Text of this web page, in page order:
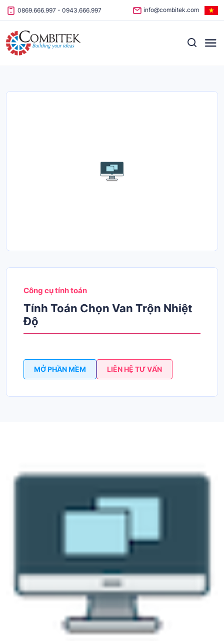
Skip to content
0869.666.997 - 0943.666.997 info@combitek.com
Công cụ tính toán
Tính Toán Chọn Van Trộn Nhiệt
Độ
MỞ PHẦN MỀM LIÊN HỆ TƯ VẤN